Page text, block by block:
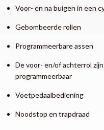
Voor- en na buigen in een
Gebombeerde rollen
Programmeerbare assen
De voor- en/of achterrol
programmeerbaar
Voetpedaalbediening
Noodstop en trapdraad